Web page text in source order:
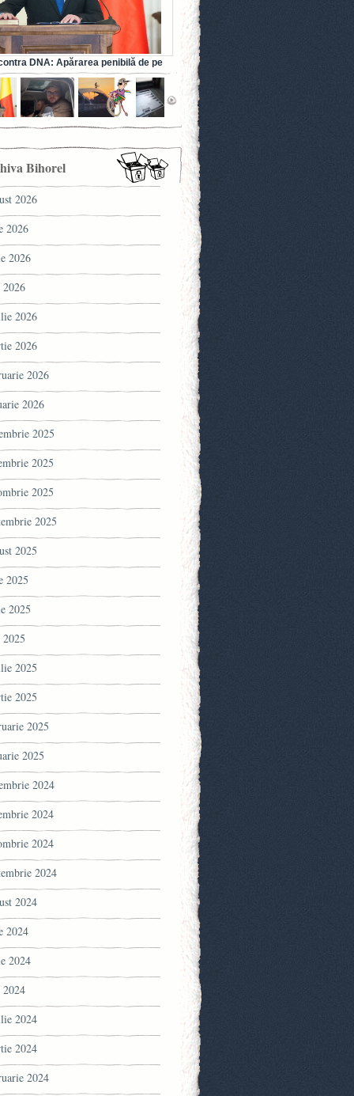
DNA: Apărarea penibilă de pe
fostului ministru al Sănătății (VIDEO)
Bihorel
2026
2026
2026
2026
2026
2026
2026
2025
2025
2025
2025
2025
2025
2025
2025
2025
2025
2025
2024
2024
2024
2024
2024
2024
2024
2024
2024
2024